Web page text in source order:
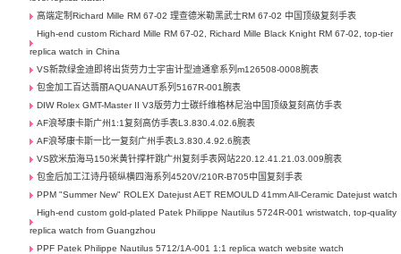
高端定制Richard Mille RM 67-02 理查德米勒黑武士RM 67-02 中国顶级复刻手表
High-end custom Richard Mille RM 67-02, Richard Mille Black Knight RM 67-02, top-tier
replica watch in China
VS新款绿金迪即将出货劳力士宇宙计型迪通拿系列m126508-0008腕表
包金加工百达翡丽AQUANAUT系列5167R-001腕表
DIW Rolex GMT-Master II V3版劳力士碳纤维格林尼治中国顶级复刻高仿手表
AF浪琴康卡斯广州1:1复刻高仿手表L3.830.4.02.6腕表
AF浪琴康卡斯一比一复刻广州手表L3.830.4.92.6腕表
VS欧米茄海马150米黄针撑杆跳广州复刻手表网站220.12.41.21.03.009腕表
包金后加工江诗丹顿纵横四海系列4520V/210R-B705中国复刻手表
PPM "Summer New" ROLEX Datejust AET REMOULD 41mm All-Ceramic Datejust watch
High-end custom gold-plated Patek Philippe Nautilus 5724R-001 wristwatch, top-quality
replica watch from Guangzhou
PPF Patek Philippe Nautilus 5712/1A-001 1:1 replica watch website watch